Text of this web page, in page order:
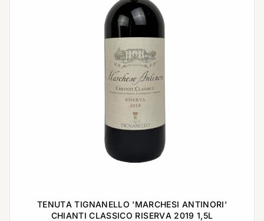
TENUTA TIGNANELLO 'MARCHESI ANTINORI'
CHIANTI CLASSICO RISERVA 2019 1,5L